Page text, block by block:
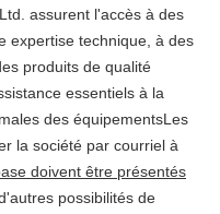
assurent l'accès à des
expertise technique, à des
produits de qualité
essentiels à la
des équipementsLes
la société par courriel à
doivent être présentés
possibilités de